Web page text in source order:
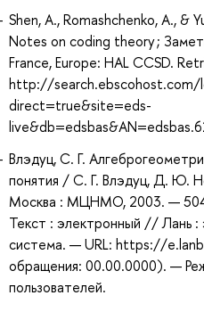
Shen, A., Romashchenko, A., &
Notes on coding theory ;
France, Europe: HAL CCSD.
http://search.ebscohost.com/
direct=true&site=eds-
Влэдуц, С. Г.
понятия / С. Г. Влэдуц, Д. Ю.
Москва : МЦНМО, 2003. —
Текст : электронный // Лань :
система. — URL: https://
обращения: 00.00.0000). —
пользователей.